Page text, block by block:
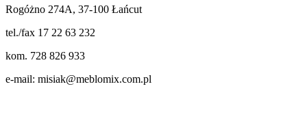
Rogóżno 274A, 37-100 Łańcut
tel./fax 17 22 63 232
kom. 728 826 933
e-mail: misiak@meblomix.com.pl